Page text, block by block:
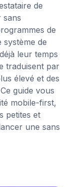
de
sans
de
de
leur temps
traduisent par
élevé et des
guide vous
mobile-first,
petites et
une sans